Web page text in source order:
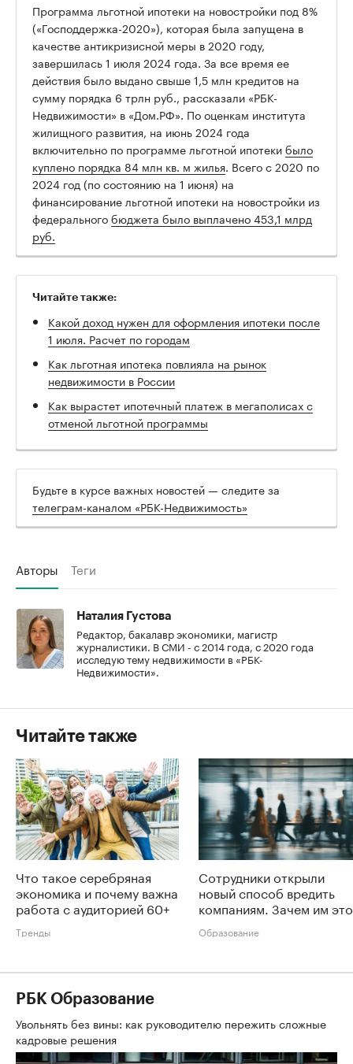
Программа льготной ипотеки на новостройки под 8%
(«Господдержка-2020»), которая была запущена в
качестве антикризисной меры в 2020 году,
завершилась 1 июля 2024 года. За все время ее
действия было выдано свыше 1,5 млн кредитов на
сумму порядка 6 трлн руб., рассказали «РБК-
Недвижимости» в «Дом.РФ». По оценкам института
жилищного развития, на июнь 2024 года
включительно по программе льготной ипотекибыло
куплено порядка 84 млн кв. м жилья. Всего с 2020 по
2024 год (по состоянию на 1 июня) на
финансирование льготной ипотеки на новостройки из
федеральногобюджета было выплачено 453,1 млрд
руб.
Читайте также:
Какой доход нужен для оформления ипотеки после
1 июля. Расчет по городам
Как льготная ипотека повлияла на рынок
недвижимости в России
Как вырастет ипотечный платеж в мегаполисах с
отменой льготной программы
Будьте в курсе важных новостей — следите за
телеграм-каналом «РБК-Недвижимость»
Авторы Теги
Наталия Густова
Редактор, бакалавр экономики, магистр
журналистики. В СМИ - с 2014 года, с 2020 года
исследую тему недвижимости в «РБК-
Недвижимости».
Читайте также
Что такое серебряная
экономика и почему важна
работа с аудиторией 60+
Тренды
Сотрудники открыли
новый способ вредить
компаниям. Зачем им это
Образование
РБК Образование
Увольнять без вины: как руководителю пережить сложные
кадровые решения